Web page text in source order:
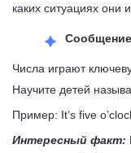
каких ситуациях они
Числа играют
Научите детей
Пример: It’s five
Интересный факт: